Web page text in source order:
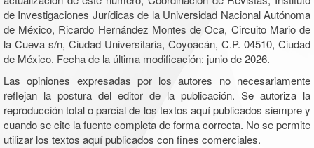
de Investigaciones Jurídicas de la Universidad Nacional Autónoma
de México, Ricardo Hernández Montes de Oca, Circuito Mario de
la Cueva s/n, Ciudad Universitaria, Coyoacán, C.P. 04510, Ciudad
de México. Fecha de la última modificación: junio de 2026.
Las opiniones expresadas por los autores no necesariamente
reflejan la postura del editor de la publicación. Se autoriza la
reproducción total o parcial de los textos aquí publicados siempre y
cuando se cite la fuente completa de forma correcta. No se permite
utilizar los textos aquí publicados con fines comerciales.